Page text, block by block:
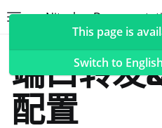
Nitrokey
端口转发
配置
This page is
Switch to English